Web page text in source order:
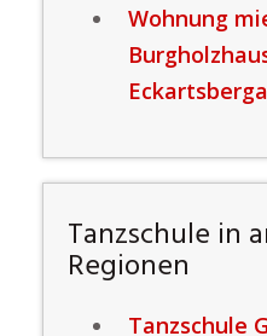
Wohnung
Eckartsberga
Tanzschule in
Regionen
Tanzschule